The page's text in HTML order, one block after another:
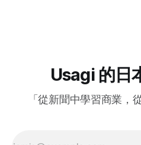
別是巧克貓（Chococat）這個
上升二十二名。而其主要受眾正
人氣不等於營收：觸及和「支
Usagi 的日
「從新聞中學習商業，